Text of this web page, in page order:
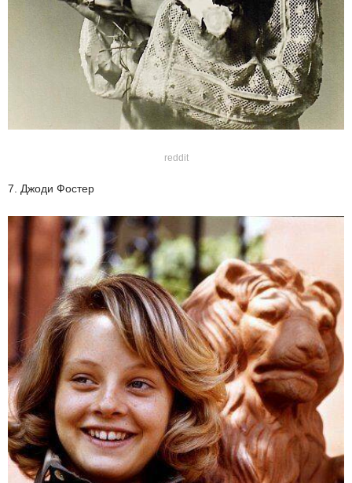
reddit
7. Джоди Фостер